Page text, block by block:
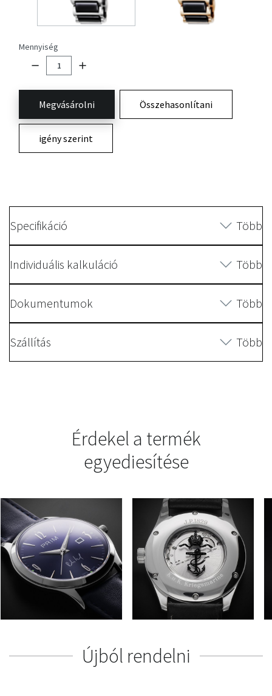
Mennyiség
Megvásárolni Összehasonlítani
igény szerint
Specifikáció Több
Individuális kalkuláció Több
Dokumentumok Több
Szállítás Több
Érdekel a termék
egyediesítése
Újból rendelni